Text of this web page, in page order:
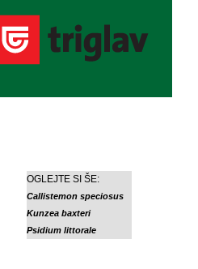
OGLEJTE SI ŠE:
Callistemon speciosus
Kunzea baxteri
Psidium littorale